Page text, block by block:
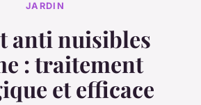
JARDIN
anti nuisibles
: traitement
et efficace